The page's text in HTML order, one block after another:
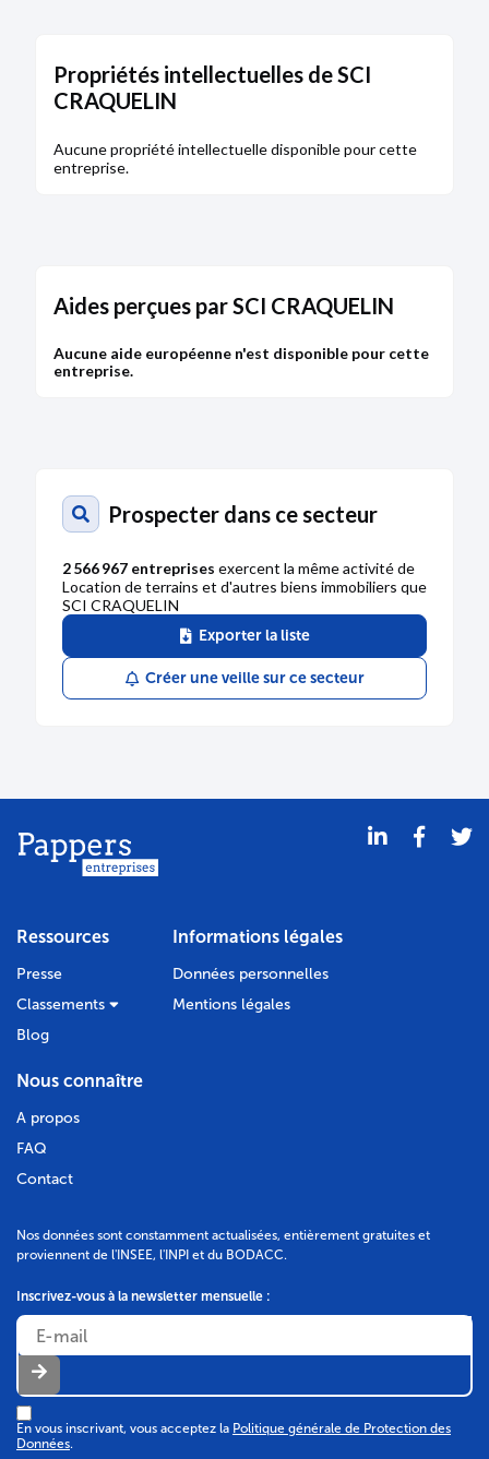
Propriétés intellectuelles de SCI
CRAQUELIN
Aucune propriété intellectuelle disponible pour cette
entreprise.
Aides perçues par SCI CRAQUELIN
Aucune aide européenne n'est disponible pour cette
entreprise.
Prospecter dans ce secteur
2 566 967 entreprises exercent la même activité de
Location de terrains et d'autres biens immobiliers que
SCI CRAQUELIN
Exporter la liste
Créer une veille sur ce secteur
Ressources
Presse
Classements
Blog
Informations légales
Données personnelles
Mentions légales
Nous connaître
A propos
FAQ
Contact
Nos données sont constamment actualisées, entièrement gratuites et
proviennent de l'INSEE, l'INPI et du BODACC.
Inscrivez-vous à la newsletter mensuelle :
En vous inscrivant, vous acceptez la Politique générale de Protection des
Données.